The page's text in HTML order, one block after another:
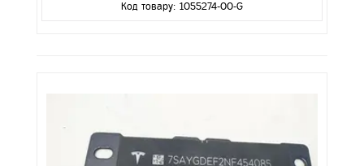
Код товару: 1055274-00-G